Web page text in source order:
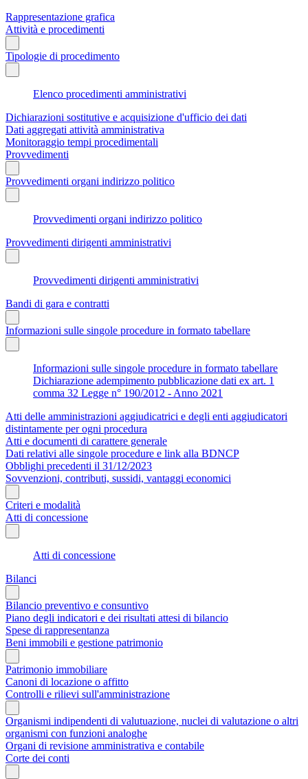
Rappresentazione grafica
Attività e procedimenti
Tipologie di procedimento
Elenco procedimenti amministrativi
Dichiarazioni sostitutive e acquisizione d'ufficio dei dati
Dati aggregati attività amministrativa
Monitoraggio tempi procedimentali
Provvedimenti
Provvedimenti organi indirizzo politico
Provvedimenti organi indirizzo politico
Provvedimenti dirigenti amministrativi
Provvedimenti dirigenti amministrativi
Bandi di gara e contratti
Informazioni sulle singole procedure in formato tabellare
Informazioni sulle singole procedure in formato tabellare
Dichiarazione adempimento pubblicazione dati ex art. 1
comma 32 Legge n° 190/2012 - Anno 2021
Atti delle amministrazioni aggiudicatrici e degli enti aggiudicatori
distintamente per ogni procedura
Atti e documenti di carattere generale
Dati relativi alle singole procedure e link alla BDNCP
Obblighi precedenti il 31/12/2023
Sovvenzioni, contributi, sussidi, vantaggi economici
Criteri e modalità
Atti di concessione
Atti di concessione
Bilanci
Bilancio preventivo e consuntivo
Piano degli indicatori e dei risultati attesi di bilancio
Spese di rappresentanza
Beni immobili e gestione patrimonio
Patrimonio immobiliare
Canoni di locazione o affitto
Controlli e rilievi sull'amministrazione
Organismi indipendenti di valutuazione, nuclei di valutazione o altri
organismi con funzioni analoghe
Organi di revisione amministrativa e contabile
Corte dei conti